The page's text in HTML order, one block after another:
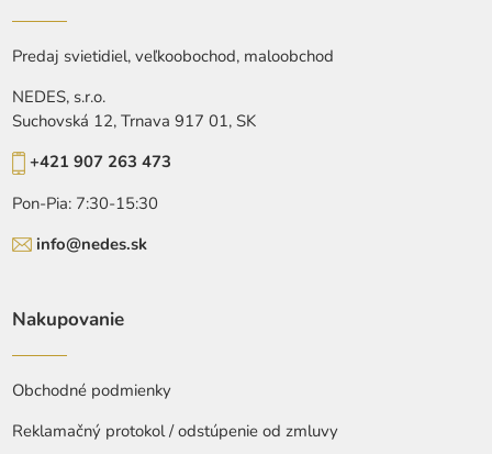
Predaj svietidiel, veľkoobochod, maloobchod
NEDES, s.r.o.
Suchovská 12, Trnava 917 01, SK
+421 907 263 473
Pon-Pia: 7:30-15:30
info@nedes.sk
Nakupovanie
Obchodné podmienky
Reklamačný protokol / odstúpenie od zmluvy